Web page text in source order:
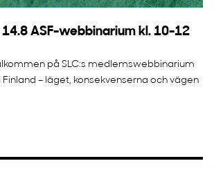
ASF-webbinarium kl. 10-12
på SLC:s medlemswebbinarium
Finland – läget, konsekvenserna och vägen